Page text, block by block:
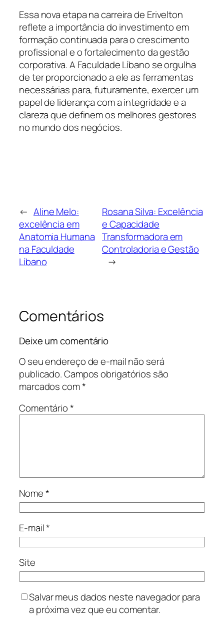
Essa nova etapa na carreira de Erivelton
reflete a importância do investimento em
formação continuada para o crescimento
profissional e o fortalecimento da gestão
corporativa. A Faculdade Líbano se orgulha
de ter proporcionado a ele as ferramentas
necessárias para, futuramente, exercer um
papel de liderança com a integridade e a
clareza que definem os melhores gestores
no mundo dos negócios.
← Aline Melo:
excelência em
Anatomia Humana
na Faculdade
Líbano
Rosana Silva: Excelência
e Capacidade
Transformadora em
Controladoria e Gestão
→
Comentários
Deixe um comentário
O seu endereço de e-mail não será
publicado.Campos obrigatórios são
marcados com*
Comentário*
Nome*
E-mail*
Site
Salvar meus dados neste navegador para
a próxima vez que eu comentar.